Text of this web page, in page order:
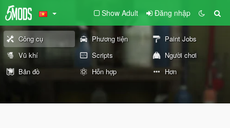
Show Adult Đăng nhập
Công cụ Phương tiện
Paint Jobs
Vũ khí
Scripts
Người chơi
Bản đồ
Hỗn hợp Hơn